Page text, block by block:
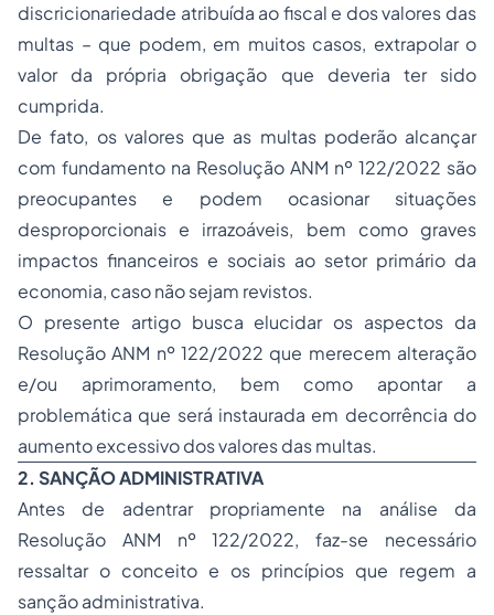
discricionariedade atribuída ao fiscal e dos valores das
multas – que podem, em muitos casos, extrapolar o
valor da própria obrigação que deveria ter sido
cumprida.
De fato, os valores que as multas poderão alcançar
com fundamento na Resolução ANM nº 122/2022 são
preocupantes e podem ocasionar situações
desproporcionais e irrazoáveis, bem como graves
impactos financeiros e sociais ao setor primário da
economia, caso não sejam revistos.
O presente artigo busca elucidar os aspectos da
Resolução ANM nº 122/2022 que merecem alteração
e/ou aprimoramento, bem como apontar a
problemática que será instaurada em decorrência do
aumento excessivo dos valores das multas.
2. SANÇÃO ADMINISTRATIVA
Antes de adentrar propriamente na análise da
Resolução ANM nº 122/2022, faz-se necessário
ressaltar o conceito e os princípios que regem a
sanção administrativa.